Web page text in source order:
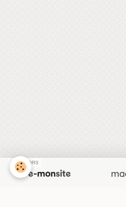
SPONSORS